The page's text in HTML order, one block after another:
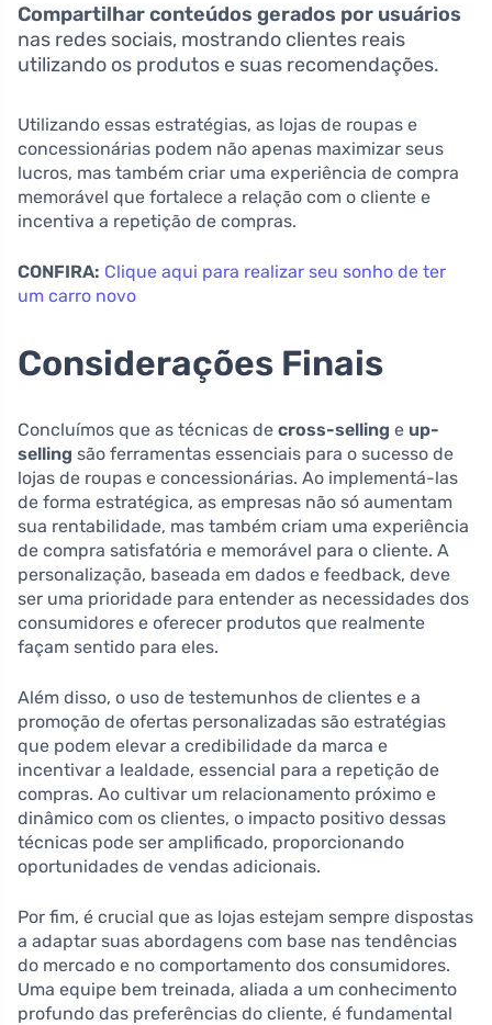
Compartilhar conteúdos gerados por usuários
nas redes sociais, mostrando clientes reais
utilizando os produtos e suas recomendações.
Utilizando essas estratégias, as lojas de roupas e
concessionárias podem não apenas maximizar seus
lucros, mas também criar uma experiência de compra
memorável que fortalece a relação com o cliente e
incentiva a repetição de compras.
CONFIRA: Clique aqui para realizar seu sonho de ter
um carro novo
Considerações Finais
Concluímos que as técnicas de cross-selling e up-
selling são ferramentas essenciais para o sucesso de
lojas de roupas e concessionárias. Ao implementá-las
de forma estratégica, as empresas não só aumentam
sua rentabilidade, mas também criam uma experiência
de compra satisfatória e memorável para o cliente. A
personalização, baseada em dados e feedback, deve
ser uma prioridade para entender as necessidades dos
consumidores e oferecer produtos que realmente
façam sentido para eles.
Além disso, o uso de testemunhos de clientes e a
promoção de ofertas personalizadas são estratégias
que podem elevar a credibilidade da marca e
incentivar a lealdade, essencial para a repetição de
compras. Ao cultivar um relacionamento próximo e
dinâmico com os clientes, o impacto positivo dessas
técnicas pode ser amplificado, proporcionando
oportunidades de vendas adicionais.
Por fim, é crucial que as lojas estejam sempre dispostas
a adaptar suas abordagens com base nas tendências
do mercado e no comportamento dos consumidores.
Uma equipe bem treinada, aliada a um conhecimento
profundo das preferências do cliente, é fundamental